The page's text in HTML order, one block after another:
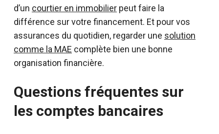
d’un courtier en immobilier peut faire la
différence sur votre financement. Et pour vos
assurances du quotidien, regarder une solution
comme la MAE complète bien une bonne
organisation financière.
Questions fréquentes sur
les comptes bancaires